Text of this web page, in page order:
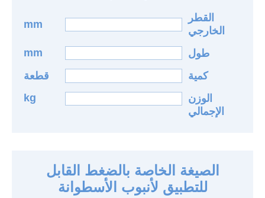
القطر
الخارجي
mm
طول
mm
كمية
قطعة
الوزن
الإجمالي
kg
الصيغة الخاصة بالضغط القابل
للتطبيق لأنبوب الأسطوانة